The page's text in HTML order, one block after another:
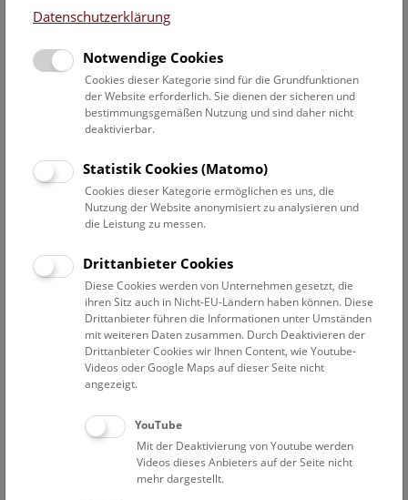
finden Sie auf unserem Jobportal!
NHM Job-Portal öffnen
Die Personalabteilung des Naturhistorischen Museums steht
Ihnen als Mitarbeiter*innen für alle Fragen in
Zusammenhang mit Ihrem Dienstverhältnis beim NHM zur
Museum zu unterstützen.
Um ein attraktives Arbeitsumfeld zu schaffen folgt das NHM
Leitbild der Bundesmuseen als Arbeitgeber*innenund
bietet unter anderem folgende Benefits:
Familienfreundlichkeit
Veranstaltungen
Gesundheitsförderung
Echocast
Nachhaltigkeit und Diversität
Fairen, respektvollen und wertschätzenden Umgang
Datenschutzerklärung
Notwendige Cookies
Cookies dieser Kategorie sind für die Grundfunktionen
der Website erforderlich. Sie dienen der sicheren und
bestimmungsgemäßen Nutzung und sind daher nicht
deaktivierbar.
Statistik Cookies (Matomo)
Cookies dieser Kategorie ermöglichen es uns, die
Nutzung der Website anonymisiert zu analysieren und
die Leistung zu messen.
Drittanbieter Cookies
Diese Cookies werden von Unternehmen gesetzt, die
ihren Sitz auch in Nicht-EU-Ländern haben können. Diese
Drittanbieter führen die Informationen unter Umständen
mit weiteren Daten zusammen. Durch Deaktivieren der
Drittanbieter Cookies wir Ihnen Content, wie Youtube-
Videos oder Google Maps auf dieser Seite nicht
angezeigt.
YouTube
Mit der Deaktivierung von Youtube werden
Videos dieses Anbieters auf der Seite nicht
mehr dargestellt.